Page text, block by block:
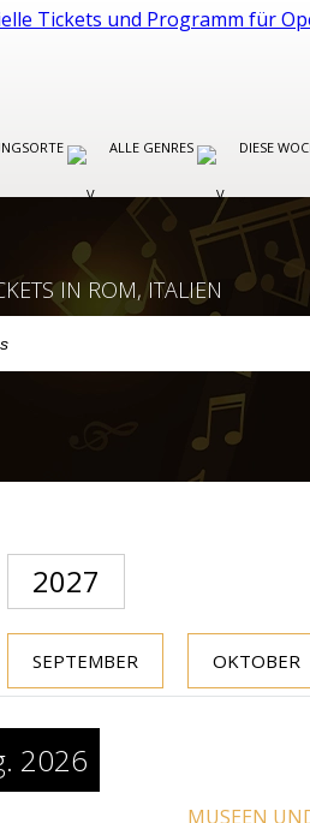
ALLE GENRES DIESE
IN ROM, ITALIEN
2027
SEPTEMBER OKTOBER
2026
MUSEEN